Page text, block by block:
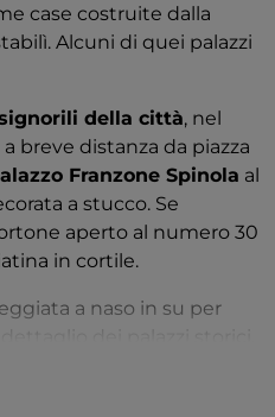
case costruite dalla
Alcuni di quei palazzi
della città, nel
breve distanza da piazza
Franzone Spinola al
a stucco. Se
aperto al numero 30
in cortile.
a naso in su per